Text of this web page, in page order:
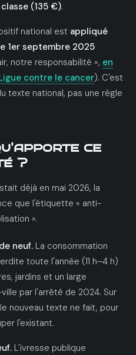
(135 €).
national est appliqué
1er septembre 2025
notre responsabilité », en
contre le cancer). C'est
texte national, pas une règle
ce
?
déjà en mai 2026, la
que l'étiquette « anti-
».
neuf.La consommation
toute l'année (11 h–4 h)
jardins et un large
par l'arrêté de 2024. Sur
nouveau texte ne fait, pour
l'existant.
L'ivresse publique